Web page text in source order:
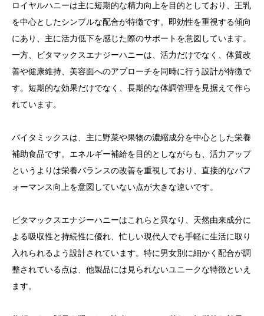
ロイヤルハニーは主に短期的な精力向上を目的としており、王乳
を中心としたシンプルな配合が特徴です。即効性を重視する傾向
にあり、主に活力低下を感じた際のサポートを意図しています。
一方、ビタマックスエナジーハニーは、活力だけでなく、体質改
善や健康維持、美容面へのアプローチを同時に行う設計が特徴で
す。短期的な効果だけでなく、長期的な体調管理を見据えて作ら
れています。
バイタミックスは、主に野菜や果物の濃縮成分を中心とした栄養
補助食品です。エネルギー補給を目的としながらも、活力アップ
というよりは栄養バランスの改善を重視しており、直接的なパフ
ォーマンス向上を意図していない点が大きな違いです。
ビタマックスエナジーハニーはこれらと異なり、天然由来成分に
よる吸収性と持続性に優れ、忙しい現代人でも手軽に生活に取り
入れられるよう設計されています。特に男女別に細かく配合が調
整されている点は、他製品には見られないユニークな特徴といえ
ます。